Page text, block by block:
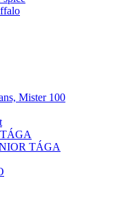
Mister 100
TÁGA